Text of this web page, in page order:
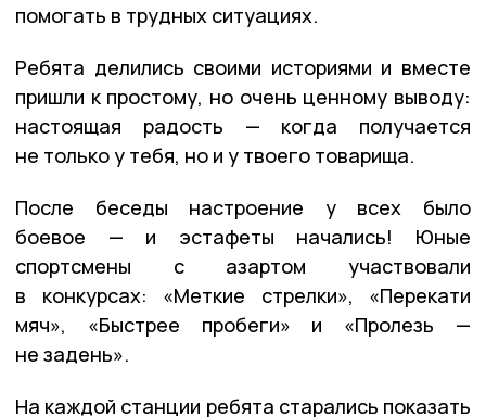
помогать в трудных ситуациях.
Ребята делились своими историями и вместе
пришли к простому, но очень ценному выводу:
настоящая радость — когда получается
не только у тебя, но и у твоего товарища.
После беседы настроение у всех было
боевое — и эстафеты начались! Юные
спортсмены с азартом участвовали
в конкурсах: «Меткие стрелки», «Перекати
мяч», «Быстрее пробеги» и «Пролезь —
не задень».
На каждой станции ребята старались показать